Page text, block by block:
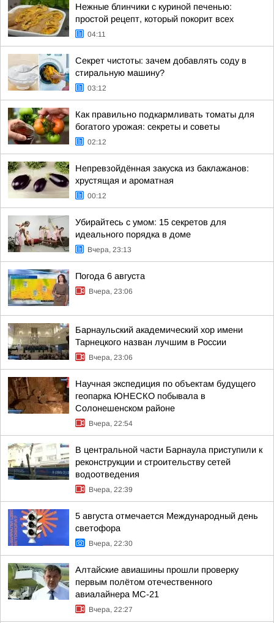
Нежные блинчики с куриной печенью:
простой рецепт, который покорит всех
04:11
Секрет чистоты: зачем добавлять соду в
стиральную машину?
03:12
Как правильно подкармливать томаты для
богатого урожая: секреты и советы
02:12
Непревзойдённая закуска из баклажанов:
хрустящая и ароматная
00:12
Убирайтесь с умом: 15 секретов для
идеального порядка в доме
Вчера, 23:13
Погода 6 августа
Вчера, 23:06
Барнаульский академический хор имени
Тарнецкого назван лучшим в России
Вчера, 23:06
Научная экспедиция по объектам будущего
геопарка ЮНЕСКО побывала в
Солонешенском районе
Вчера, 22:54
В центральной части Барнаула приступили к
реконструкции и строительству сетей
водоотведения
Вчера, 22:39
5 августа отмечается Международный день
светофора
Вчера, 22:30
Алтайские авиашины прошли проверку
первым полётом отечественного
авиалайнера МС-21
Вчера, 22:27